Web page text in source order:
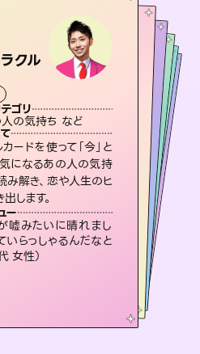
クル
ゴリ
の気持ち など
ードを使って「今」と
気になるあの人の気持
み解き、恋や人生のヒ
します。
ー
嘘みたいに晴れまし
いらっしゃるんだなと
女性）
（とうげんみう
・リーディング
カテゴリ
人の気持ち、復縁 など
いて
の中でも特に「曖昧な関
得意としており、友達以上
相手との今後や本音を丁
恋愛成就へと導きます。
ビュー
だいてアドバイス通りに行
復活してきました。ありが
した（40代 女性）
リス -iris-
星術
相談カテゴリ
、片想い、二人の未来 など
について
愛、不倫の行方、同性愛や片
事関係や借金問題まで知りた
心の負担になっていることを
中をそっと押して導きます。
ーレビュー
り、言い切ってくれる所や濁
定のおかげで、毎回自分の気
られます（30代 男性）
セラピスト理恵
霊視・オーラ
スピリチュアル・リーディング
得意な相談カテゴリ
い、二人の未来、年の差 など
占い師について
の報告実績多数。セラピストとして2万超の施術経験があるからこそできる鑑定で、より良い未来をサポートします。
ザーレビュー
心温まる鑑定でした。しかもこち
も言っていないのに視えていらっ
だなと驚きです（30代女性）
スピリチュアル・リーディング
得意な相談カテゴリ
片想い、あの人の気持ち、復縁 など
占い師について
3,700年以上の歴史を持つ東洋最古の
占術「易占」で詳細まで占い、幸せへ向
かう道筋を示します。厳しい結果にも具
的な対策をお伝えします。
ユーザーレビュー
な背景もしっかり聞いて鑑定して
だけました。気持ちが楽になりまし
50代 女性）
霊視・オーラ 心理学
スピリチュアル・リーディング
得意な相談カテゴリ
出逢い、片想い、復縁 など
占い師について
未来には何パターンもの選択肢があり
ます。不安で視えにくくなっているあな
たの素敵な未来を見つけ、その未来を
選択できるようアドバイスします。
ユーザーレビュー
の人の性質や人間関係、本心など
によく視えていてびっくり。対策が
て前向きになれます（40代）